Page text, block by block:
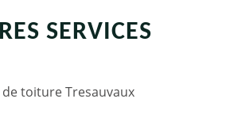
SERVICES
toiture Tresauvaux